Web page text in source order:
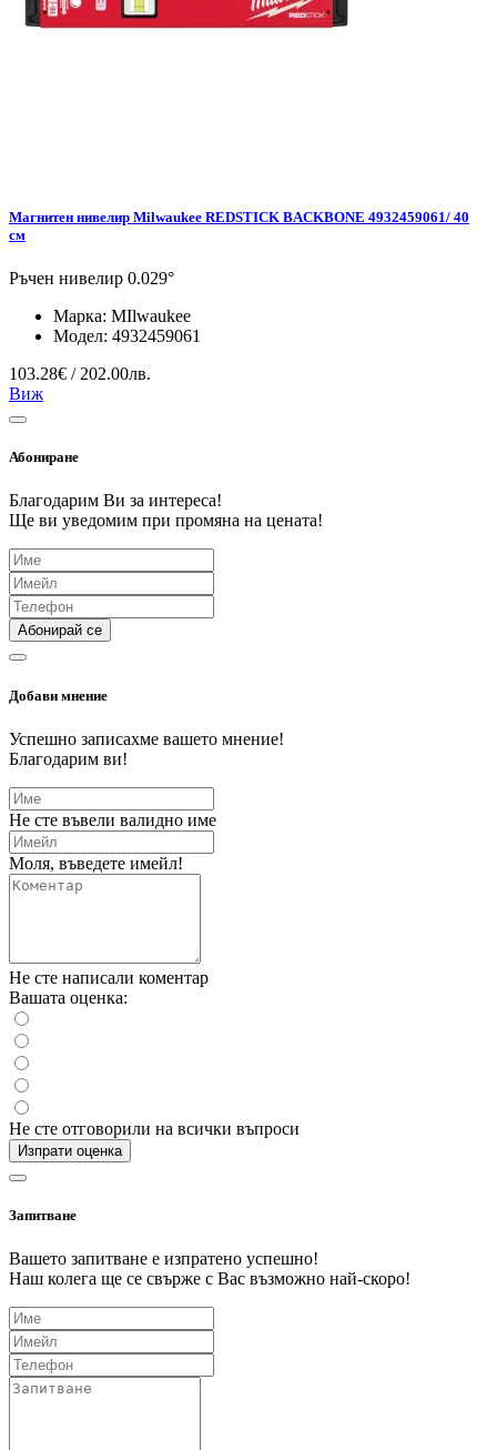
Магнитен нивелир Milwaukee REDSTICK BACKBONE 4932459061/ 40
см
Ръчен нивелир 0.029°
Марка: MIlwaukee
Модел: 4932459061
103.28€ / 202.00лв.
Виж
Абониране
Благодарим Ви за интереса!
Ще ви уведомим при промяна на цената!
Абонирай се
Добави мнение
Успешно записахме вашето мнение!
Благодарим ви!
Не сте въвели валидно име
Моля, въведете имейл!
Не сте написали коментар
Вашата оценка:
Не сте отговорили на всички въпроси
Изпрати оценка
Запитване
Вашето запитване е изпратено успешно!
Наш колега ще се свърже с Вас възможно най-скоро!